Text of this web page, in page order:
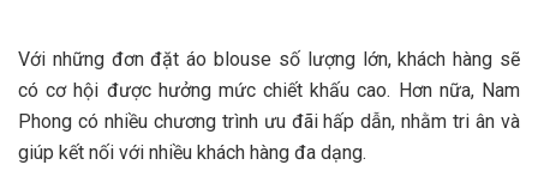
Với những đơn đặt áo blouse số lượng lớn, khách hàng sẽ
có cơ hội được hưởng mức chiết khấu cao. Hơn nữa, Nam
Phong có nhiều chương trình ưu đãi hấp dẫn, nhằm tri ân và
giúp kết nối với nhiều khách hàng đa dạng.